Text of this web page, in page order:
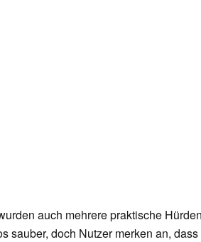
auch mehrere praktische
sauber, doch Nutzer merken an,